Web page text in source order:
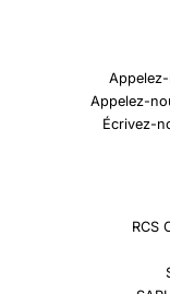
Appelez-
Écrivez-
RCS